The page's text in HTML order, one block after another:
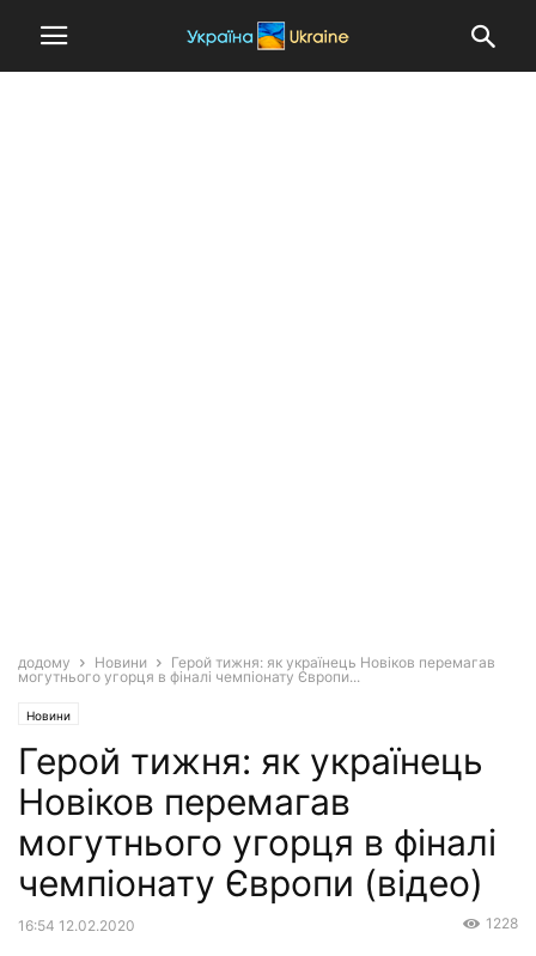
додому Новини
Герой тижня: як українець Новіков перемагав
могутнього угорця в фіналі чемпіонату Європи...
Новини
Герой тижня: як українець
Новіков перемагав
могутнього угорця в фіналі
чемпіонату Європи (відео)
16:54 12.02.2020 1228